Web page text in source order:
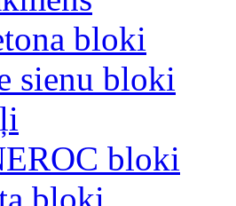
bloki
sienu bloki
bloki